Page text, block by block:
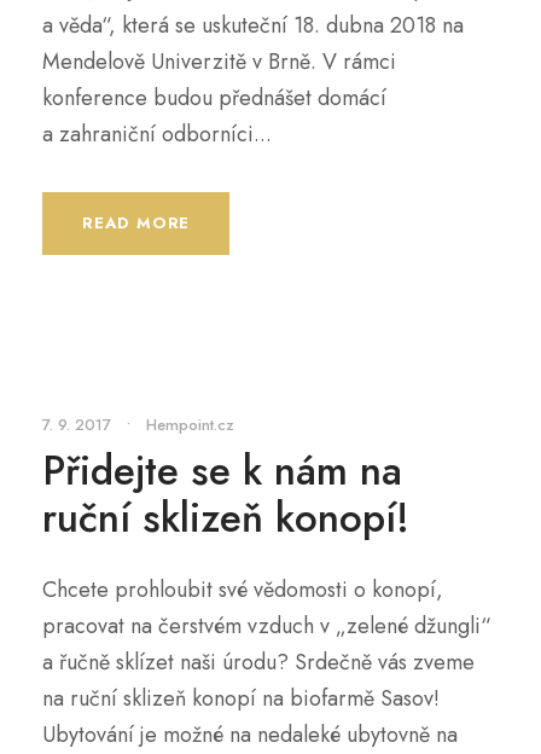
a věda“, která se uskuteční 18. dubna 2018 na
Mendelově Univerzitě v Brně. V rámci
konference budou přednášet domácí
a zahraniční odborníci...
READ MORE
7. 9. 2017 • Hempoint.cz
Přidejte se k nám na
ruční sklizeň konopí!
Chcete prohloubit své vědomosti o konopí,
pracovat na čerstvém vzduch v „zelené džungli“
a řučně sklízet naši úrodu? Srdečně vás zveme
na ruční sklizeň konopí na biofarmě Sasov!
Ubytování je možné na nedaleké ubytovně na